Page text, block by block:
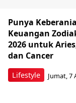
Lifestyle
Punya
Keuangan
2026 untuk
dan Cancer
Jumat, 7